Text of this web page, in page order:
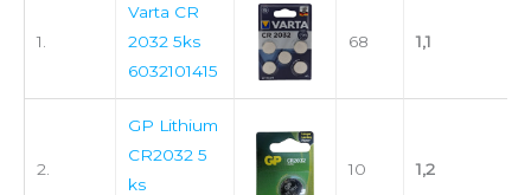
1.
Varta CR
2032 5ks
6032101415
68 1,1
2.
GP Lithium
CR2032 5
ks
10 1,2